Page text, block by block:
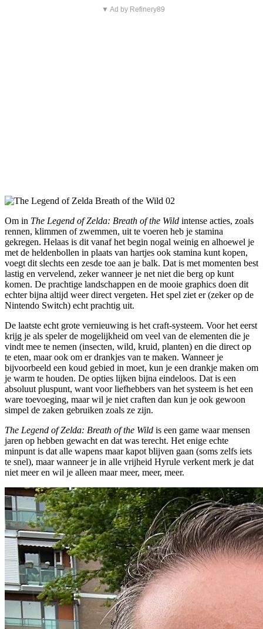
▼ Ad by Refinery89
Om in The Legend of Zelda: Breath of the Wild intense acties, zoals
rennen, klimmen of zwemmen, uit te voeren heb je stamina
gekregen. Helaas is dit vanaf het begin nogal weinig en alhoewel je
met de heldenbollen in plaats van hartjes ook stamina kunt kopen,
voegt dit slechts een zesde toe aan je balk. Dat is met momenten best
lastig en vervelend, zeker wanneer je net niet die berg op kunt
komen. De prachtige landschappen en de mooie graphics doen dit
echter bijna altijd weer direct vergeten. Het spel ziet er (zeker op de
Nintendo Switch) echt prachtig uit.
De laatste echt grote vernieuwing is het craft-systeem. Voor het eerst
krijg je als speler de mogelijkheid om veel van de elementen die je
vindt mee te nemen (insecten, wild, kruid, planten) en die direct op
te eten, maar ook om er drankjes van te maken. Wanneer je
bijvoorbeeld een koud gebied in moet, kun je een drankje maken om
je warm te houden. De opties lijken bijna eindeloos. Dat is een
absoluut pluspunt, want voor liefhebbers van het systeem is het een
ware toevoeging, maar wil je niet craften dan kun je ook gewoon
simpel de zaken gebruiken zoals ze zijn.
The Legend of Zelda: Breath of the Wild is een game waar mensen
jaren op hebben gewacht en dat was terecht. Het enige echte
minpunt is dat alle wapens maar kapot blijven gaan (soms zelfs iets
te snel), maar wanneer je in alle vrijheid Hyrule verkent merk je dat
niet meer en wil je alleen maar meer, meer, meer.